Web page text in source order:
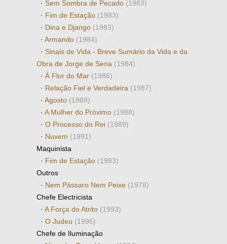
· Sem Sombra de Pecado (1983)
· Fim de Estação (1983)
· Dina e Django (1983)
· Armando (1984)
· Sinais de Vida - Breve Sumário da Vida e da
Obra de Jorge de Sena (1984)
· À Flor do Mar (1986)
· Relação Fiel e Verdadeira (1987)
· Agosto (1988)
· A Mulher do Próximo (1988)
· O Processo do Rei (1989)
· Nuvem (1991)
Maquinista
· Fim de Estação (1983)
Outros
· Nem Pássaro Nem Peixe (1978)
Chefe Electricista
· A Força do Atrito (1993)
· O Judeu (1995)
Chefe de Iluminação